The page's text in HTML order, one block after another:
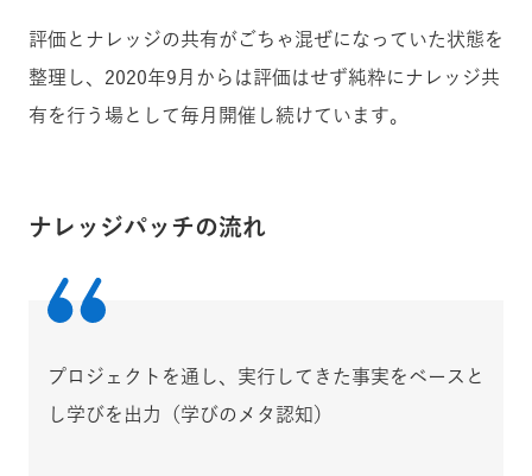
評価とナレッジの共有がごちゃ混ぜになっていた状態を
整理し、2020年9月からは評価はせず純粋にナレッジ共
有を行う場として毎月開催し続けています。
ナレッジパッチの流れ
プロジェクトを通し、実行してきた事実をベースと
し学びを出力（学びのメタ認知）